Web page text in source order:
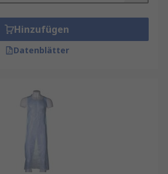
Hinzufügen
Datenblätter